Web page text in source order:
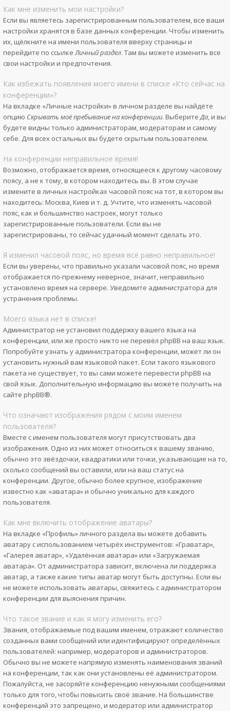
Как мне изменить мои настройки?
Если вы являетесь зарегистрированным пользователем, все ваши
настройки хранятся в базе данных конференции. Чтобы изменить
их, щёлкните на имени пользователя вверху страницы и
перейдите по ссылкеЛичный раздел. Там вы можете изменить все
свои настройки и предпочтения.
Как избежать появления моего имени в списке «Кто сейчас на
конференции»?
На вкладке «Личные настройки» в личном разделе вы найдёте
опцию Скрывать моё пребывание на конференции. ВыберитеДа, и вы
будете видны только администраторам, модераторам и самому
себе. Для всех остальных вы будете скрытым пользователем.
На конференции неправильное время!
Возможно, отображается время, относящееся к другому часовому
поясу, а не к тому, в котором находитесь вы. В этом случае
измените в личных настройках часовой пояс на тот, в котором вы
находитесь: Москва, Киев и т. д. Учтите, что изменять часовой
пояс, как и большинство настроек, могут только
зарегистрированные пользователи. Если вы не
зарегистрированы, то сейчас удачный момент сделать это.
Я изменил часовой пояс, но время всё равно неправильное!
Если вы уверены, что правильно указали часовой пояс, но время
отображается по-прежнему неверное, значит, неправильно
установлено время на сервере. Уведомите администратора для
устранения проблемы.
Моего языка нет в списке!
Администратор не установил поддержку вашего языка на
конференции, или же просто никто не перевёл phpBB на ваш язык.
Попробуйте узнать у администратора конференции, может ли он
установить нужный вам языковой пакет. Если такого языкового
пакета не существует, то вы сами можете перевести phpBB на
свой язык. Дополнительную информацию вы можете получить на
сайте phpBB®.
Что означают изображения рядом с моим именем
пользователя?
Вместе с именем пользователя могут присутствовать два
изображения. Одно из них может относиться к вашему званию,
обычно это звёздочки, квадратики или точки, указывающие на то,
сколько сообщений вы оставили, или на ваш статус на
конференции. Другое, обычно более крупное, изображение
известно как «аватара» и обычно уникально для каждого
пользователя.
Как мне включить отображение аватары?
На вкладке «Профиль» личного раздела вы можете добавить
аватару с использованием четырёх инструментов: «Граватар»,
«Галерея аватар», «Удалённая аватара» или «Загружаемая
аватара». От администратора зависит, включена ли поддержка
аватар, а также какие типы аватар могут быть доступны. Если вы
не можете использовать аватары, свяжитесь с администратором
конференции для выяснения причин.
Что такое звание и как я могу изменить его?
Звания, отображаемые под вашим именем, отражают количество
созданных вами сообщений или идентифицируют определённых
пользователей: например, модераторов и администраторов.
Обычно вы не можете напрямую изменять наименования званий
на конференции, так как они установлены её администратором.
Пожалуйста, не засоряйте конференцию ненужными сообщениями
только для того, чтобы повысить своё звание. На большинстве
конференций это запрещено, и модератор или администратор